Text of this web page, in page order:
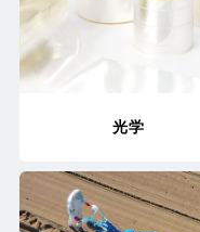
光学